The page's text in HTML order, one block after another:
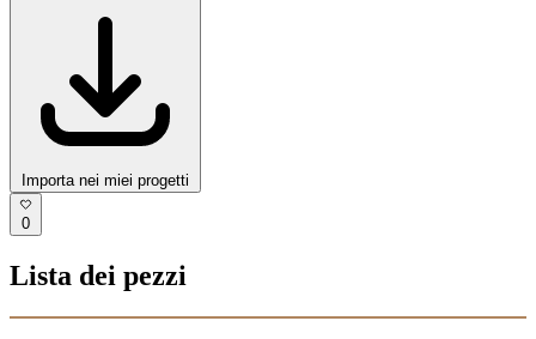
Importa nei miei progetti
0
Lista dei pezzi